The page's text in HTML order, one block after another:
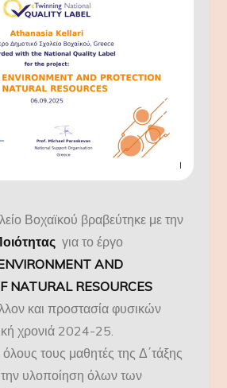
Βοχαϊκού βραβεύτηκε με την
για το έργο
AND
NATURAL RESOURCES
και προστασία φυσικών
χρονιά 2024-25.
τους μαθητές της Δ΄τάξης
την υλοποίηση όλων των